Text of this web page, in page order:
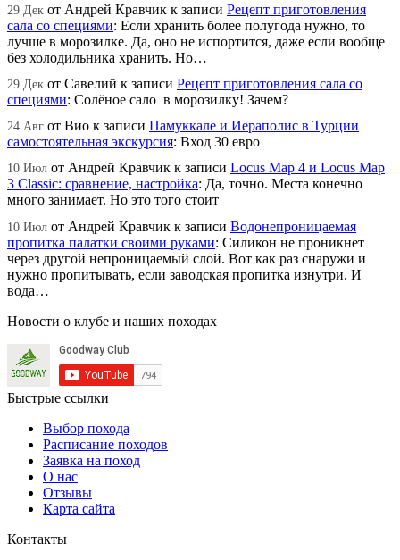
29 Дек от Андрей Кравчик к записи Рецепт приготовления
сала со специями: Если хранить более полугода нужно, то
лучше в морозилке. Да, оно не испортится, даже если вообще
без холодильника хранить. Но…
29 Дек от Савелий к записи Рецепт приготовления сала со
специями: Солёное сало в морозилку! Зачем?
24 Авг от Вио к записи Памуккале и Иераполис в Турции
самостоятельная экскурсия: Вход 30 евро
10 Июл от Андрей Кравчик к записи Locus Map 4 и Locus Map
3 Classic: сравнение, настройка: Да, точно. Места конечно
много занимает. Но это того стоит
10 Июл от Андрей Кравчик к записи Водонепроницаемая
пропитка палатки своими руками: Силикон не проникнет
через другой непроницаемый слой. Вот как раз снаружи и
нужно пропитывать, если заводская пропитка изнутри. И
вода…
Новости о клубе и наших походах
Быстрые ссылки
Выбор похода
Расписание походов
Заявка на поход
О нас
Отзывы
Карта сайта
Контакты